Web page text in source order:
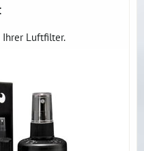
Ihrer Luftfilter.